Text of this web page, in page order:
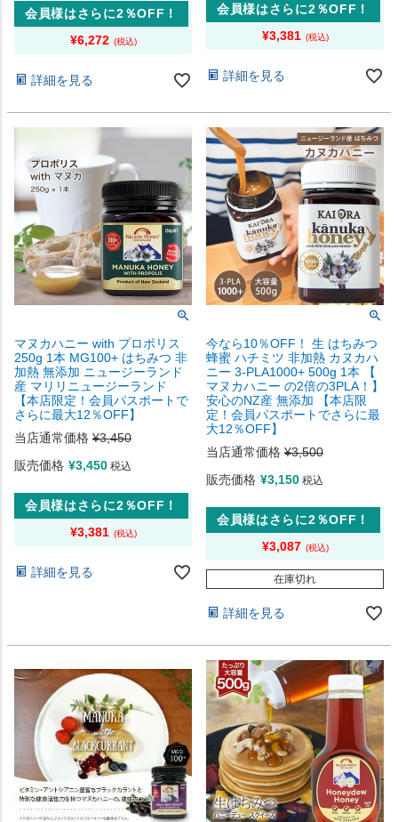
会員様はさらに2％OFF！
¥6,272
詳細を見る
会員様はさらに2％OFF！
¥3,381
詳細を見る
マヌカハニー with プロポリス
250g 1本 MG100+ はちみつ 非
加熱 無添加 ニュージーランド
産 マリリニュージーランド
【本店限定！会員パスポートで
さらに最大12％OFF】
当店通常価格 ¥3,450
販売価格 ¥3,450 税込
会員様はさらに2％OFF！
¥3,381
詳細を見る
今なら10％OFF！ 生 はちみつ
蜂蜜 ハチミツ 非加熱 カヌカハ
ニー 3-PLA1000+ 500g 1本 【
マヌカハニー の2倍の3PLA！】
安心のNZ産 無添加 【本店限
定！会員パスポートでさらに最
大12％OFF】
当店通常価格 ¥3,500
販売価格 ¥3,150 税込
会員様はさらに2％OFF！
¥3,087
在庫切れ
詳細を見る